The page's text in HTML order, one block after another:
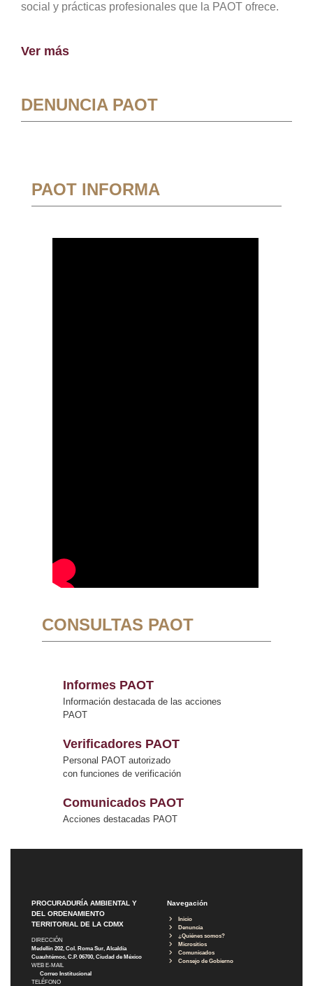
social y prácticas profesionales que la PAOT ofrece.
Ver más
DENUNCIA PAOT
PAOT INFORMA
CONSULTAS PAOT
Informes PAOT
Información destacada de las acciones
PAOT
Verificadores PAOT
Personal PAOT autorizado
con funciones de verificación
Comunicados PAOT
Acciones destacadas PAOT
PROCURADURÍA AMBIENTAL Y
DEL ORDENAMIENTO
TERRITORIAL DE LA CDMX
DIRECCIÓN
Medellín 202, Col. Roma Sur, Alcaldía
Cuauhtémoc, C.P. 06700, Ciudad de México
WEB E-MAIL
Correo Institucional
TELÉFONO
Navegación
Inicio
Denuncia
¿Quiénes somos?
Micrositios
Comunicados
Consejo de Gobierno